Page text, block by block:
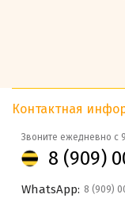
Контактная
Звоните ежедневно с
8 (909)
WhatsApp: 8 (909)